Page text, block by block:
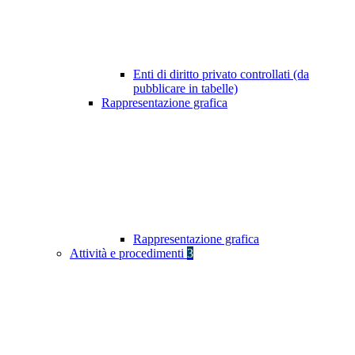
Enti di diritto privato controllati (da
pubblicare in tabelle)
Rappresentazione grafica
Rappresentazione grafica
Attività e procedimenti 3